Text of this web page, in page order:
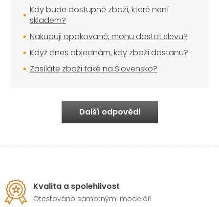
Kdy bude dostupné zboží, které není
skladem?
Nakupuji opakovaně, mohu dostat slevu?
Když dnes objednám, kdy zboží dostanu?
Zasíláte zboží také na Slovensko?
Další odpovědi
Kvalita a spolehlivost
Otestováno samotnými modeláři